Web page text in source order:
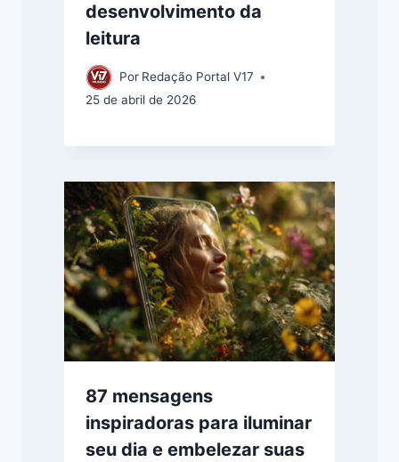
desenvolvimento da
leitura
Por Redação Portal V17
25 de abril de 2026
87 mensagens
inspiradoras para iluminar
seu dia e embelezar suas